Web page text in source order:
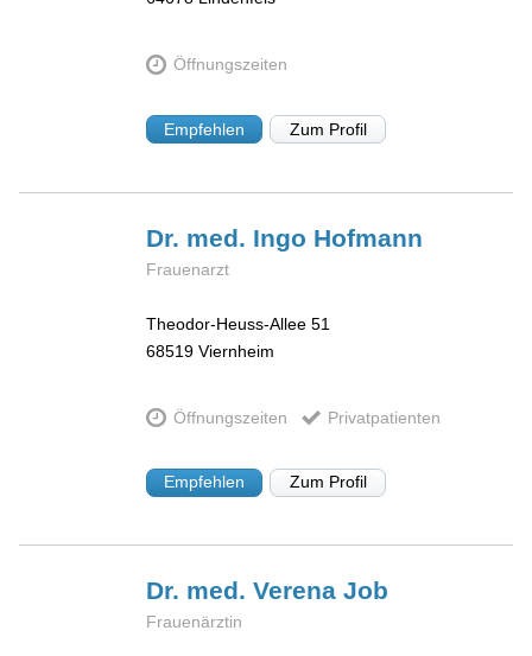
Öffnungszeiten
Empfehlen Zum Profil
Dr. med. Ingo Hofmann
Frauenarzt
Theodor-Heuss-Allee 51
68519 Viernheim
Öffnungszeiten Privatpatienten
Empfehlen Zum Profil
Dr. med. VerenaJob
Frauenärztin